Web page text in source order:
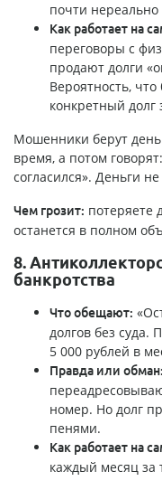
почти
Как работает на
переговоры с
продают долги
Вероятность,
конкретный
Мошенники берут
время, а потом
согласился». Деньги
Чем грозит: потеряете
останется в полном
8.
банкротства
Что обещают:
долгов без суда.
5 000 рублей в
Правда или обман:
номер. Но долг
пенями.
Как работает на
каждый месяц за